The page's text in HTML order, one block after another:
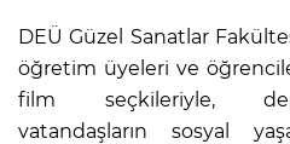
DEÜ Güzel Sanatlar
öğretim üyeleri ve
film seçkileriyle,
vatandaşların sosyal